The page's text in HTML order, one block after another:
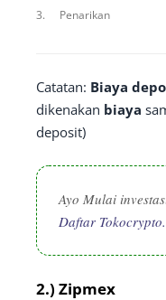
3. Penarikan
Catatan: Biaya
dikenakan biaya
deposit)
Ayo Mulai
Daftar Tokocrypto.
2.) Zipmex